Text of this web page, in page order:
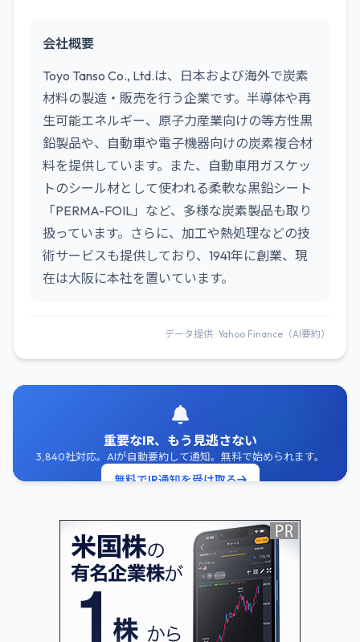
会社概要
Toyo Tanso Co., Ltd.は、日本および海外で炭素
材料の製造・販売を行う企業です。半導体や再
生可能エネルギー、原子力産業向けの等方性黒
鉛製品や、自動車や電子機器向けの炭素複合材
料を提供しています。また、自動車用ガスケッ
トのシール材として使われる柔軟な黒鉛シート
「PERMA-FOIL」など、多様な炭素製品も取り
扱っています。さらに、加工や熱処理などの技
術サービスも提供しており、1941年に創業、現
在は大阪に本社を置いています。
データ提供: Yahoo Finance（AI要約）
重要なIR、もう見逃さない
3,840社対応。AIが自動要約して通知。無料で始められます。
無料でIR通知を受け取る